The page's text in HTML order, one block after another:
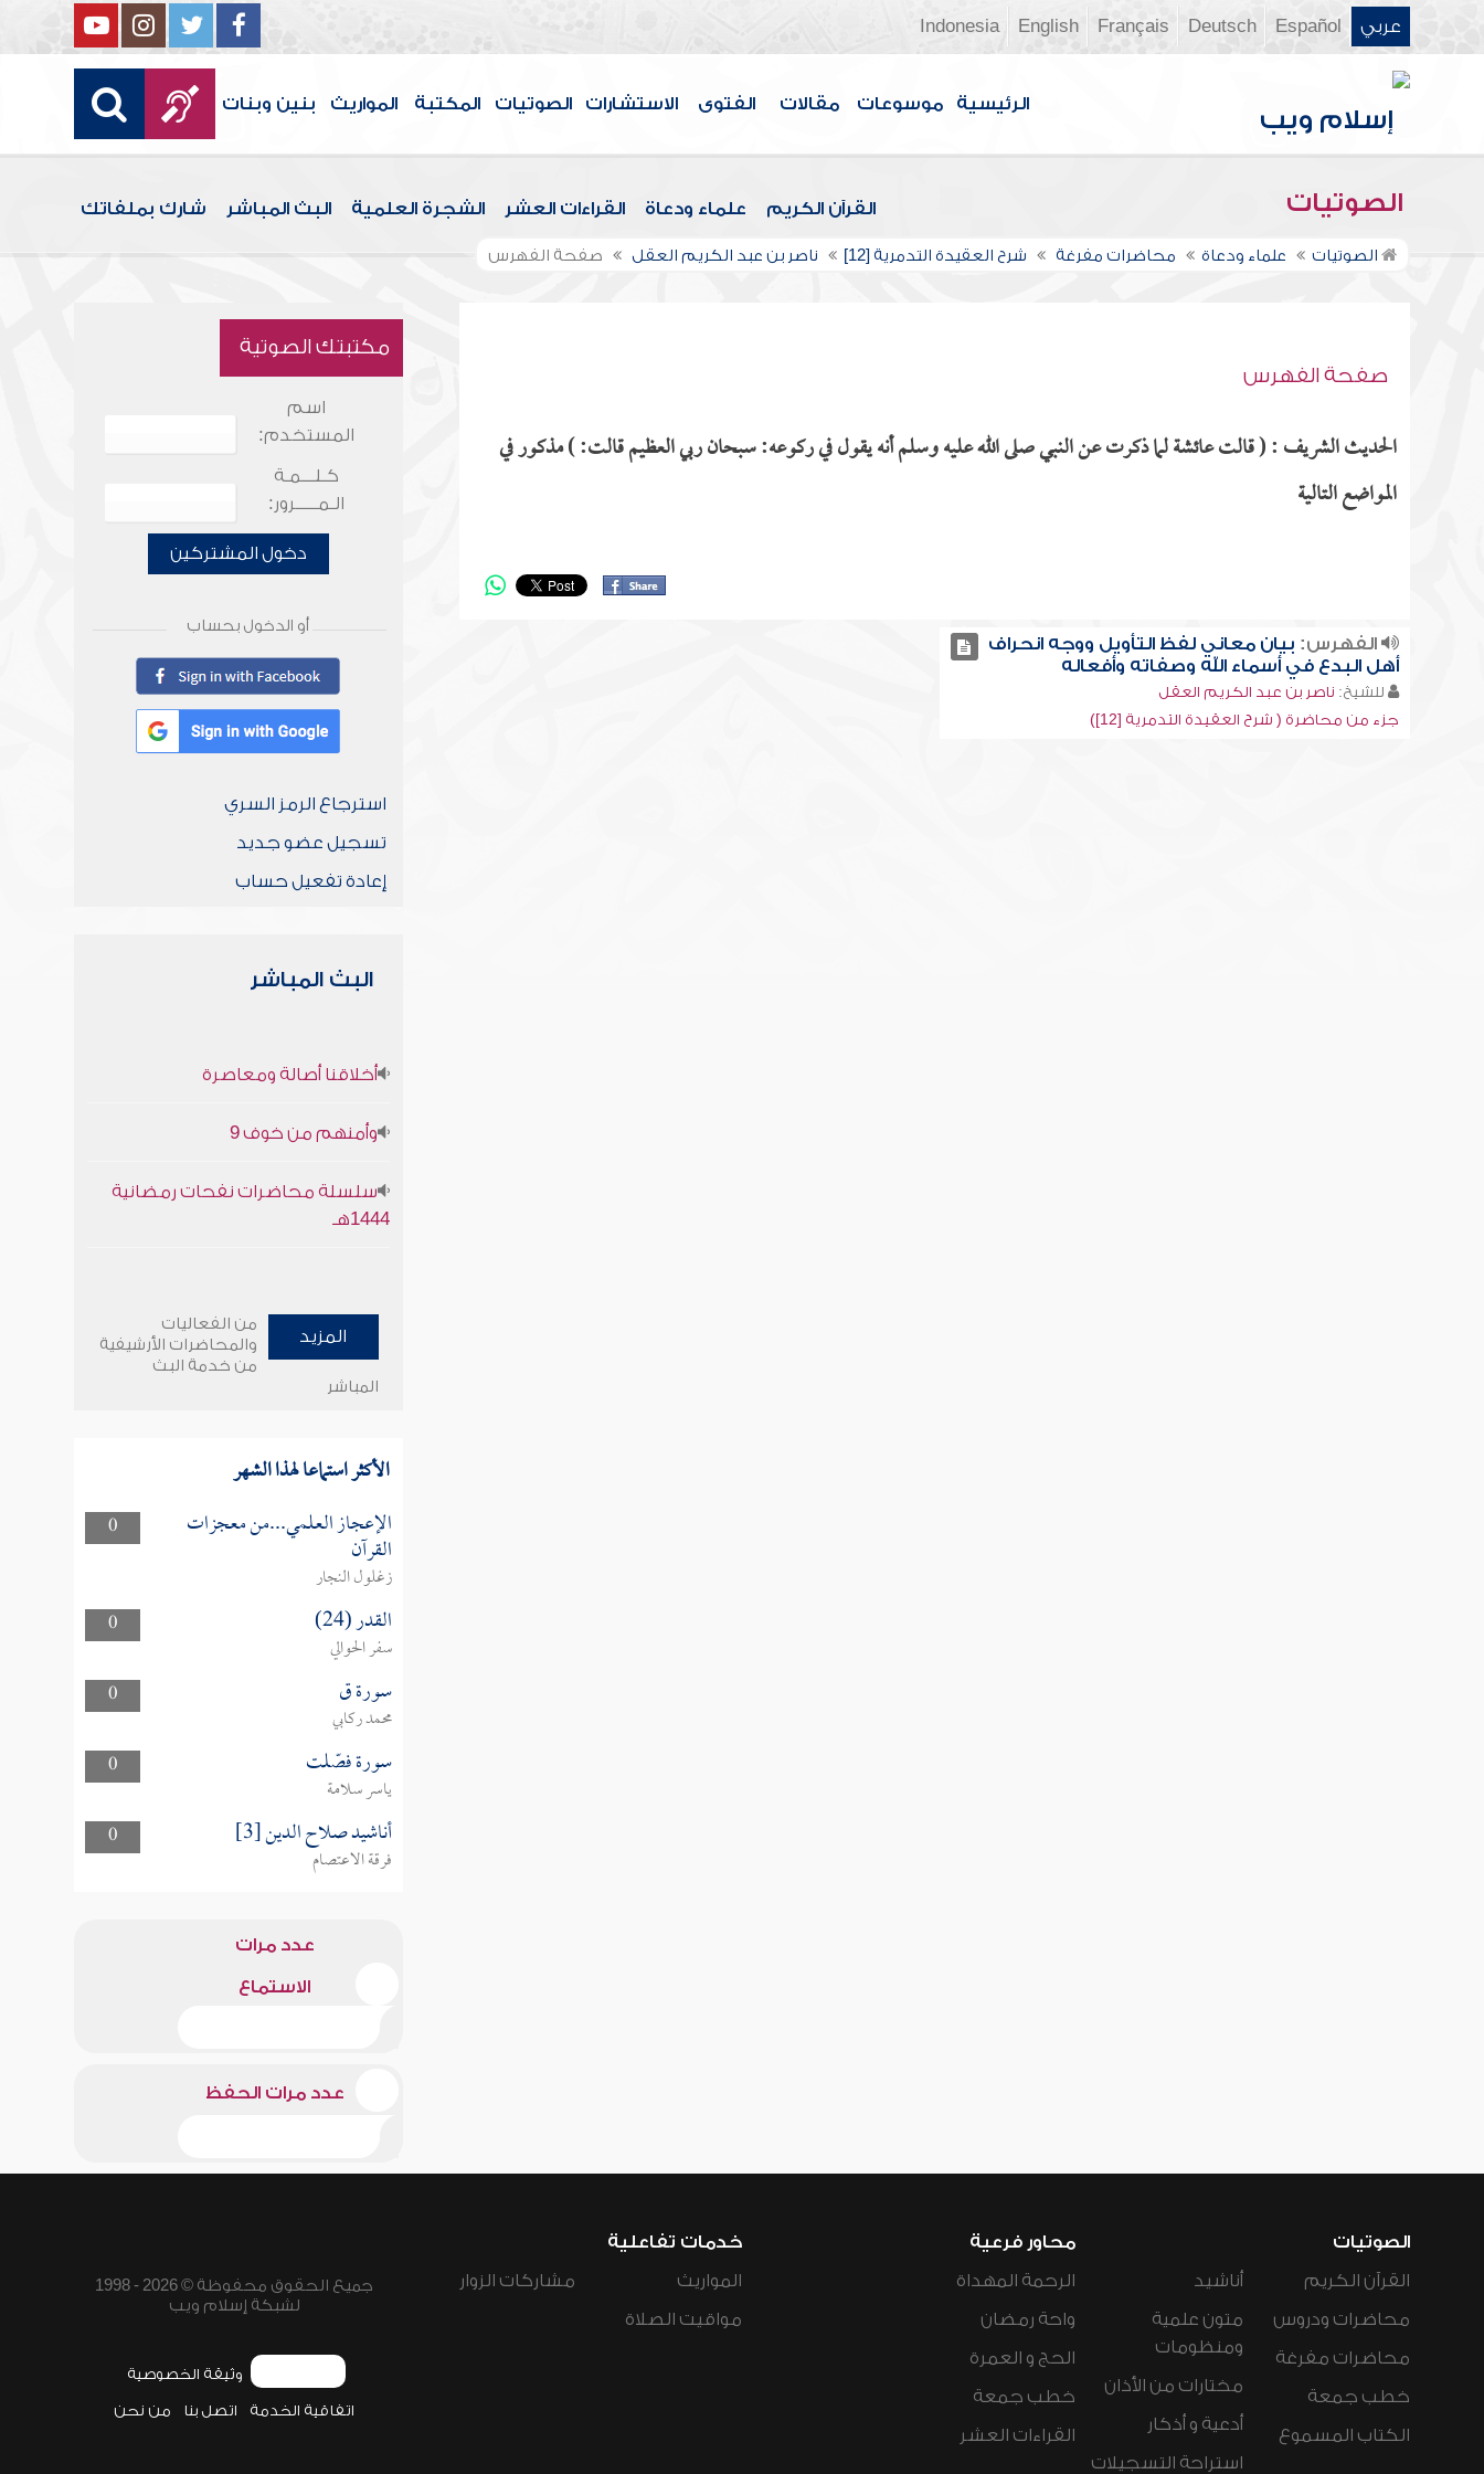
عربي Español
Deutsch
Français
English
Indonesia
الرئيسية موسوعات مقالات الفتوى الاستشارات الصوتيات المكتبة المواريث بنين وبنات
الصوتيات القرآن الكريم علماء ودعاة القراءات العشر الشجرة العلمية البث المباشر شارك بملفاتك
الصوتيات علماء ودعاة محاضرات مفرغة شرح العقيدة التدمرية [12] ناصر بن عبد الكريم العقل صفحة الفهرس
صفحة الفهرس
الحديث الشريف : ( قالت عائشة لما ذكرت عن النبي صلى الله عليه وسلم أنه يقول في ركوعه: سبحان ربي العظيم قالت: ) مذكور في
المواضع التالية
الفهرس: بيان معاني لفظ التأويل ووجه انحراف
أهل البدع في أسماء الله وصفاته وأفعاله
للشيخ: ناصر بن عبد الكريم العقل
جزء من محاضرة ( شرح العقيدة التدمرية [12])
مكتبتك الصوتية
اسم
المستخدم:
كـلـــمـة
الـمـــــرور:
دخول المشتركين
أو الدخول بحساب
استرجاع الرمز السري
تسجيل عضو جديد
إعادة تفعيل حساب
البث المباشر
أخلاقنا أصالة ومعاصرة
وأمنهم من خوف 9
سلسلة محاضرات نفحات رمضانية
1444هـ
المزيد
من الفعاليات
والمحاضرات الأرشيفية
من خدمة البث
المباشر
الأكثر استماعا لهذا الشهر
0 الإعجاز العلمي...من معجزات
القرآن
زغلول النجار
0
القدر (24)
سفر الحوالي
0
سورة ق
محمد ركابي
0
سورة فصّلت
ياسر سلامة
0
أناشيد صلاح الدين [3]
فرقة الاعتصام
عدد مرات
الاستماع
عدد مرات الحفظ
الصوتيات
القرآن الكريم
محاضرات ودروس
محاضرات مفرغة
خطب جمعة
الكتاب المسموع
أناشيد
متون علمية
ومنظومات
مختارات من الأذان
أدعية و أذكار
استراحة التسجيلات
محاور فرعية
الرحمة المهداة
واحة رمضان
الحج و العمرة
خطب جمعة
القراءات العشر
خدمات تفاعلية
المواريث
مواقيت الصلاة
مشاركات الزوار
جميع الحقوق محفوظة © 2026 - 1998
لشبكة إسلام ويب
وثيقة الخصوصية
اتفاقية الخدمة اتصل بنا من نحن